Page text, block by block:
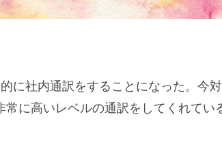
に社内通訳をすることになった。今
常に高いレベルの通訳をしてくれてい